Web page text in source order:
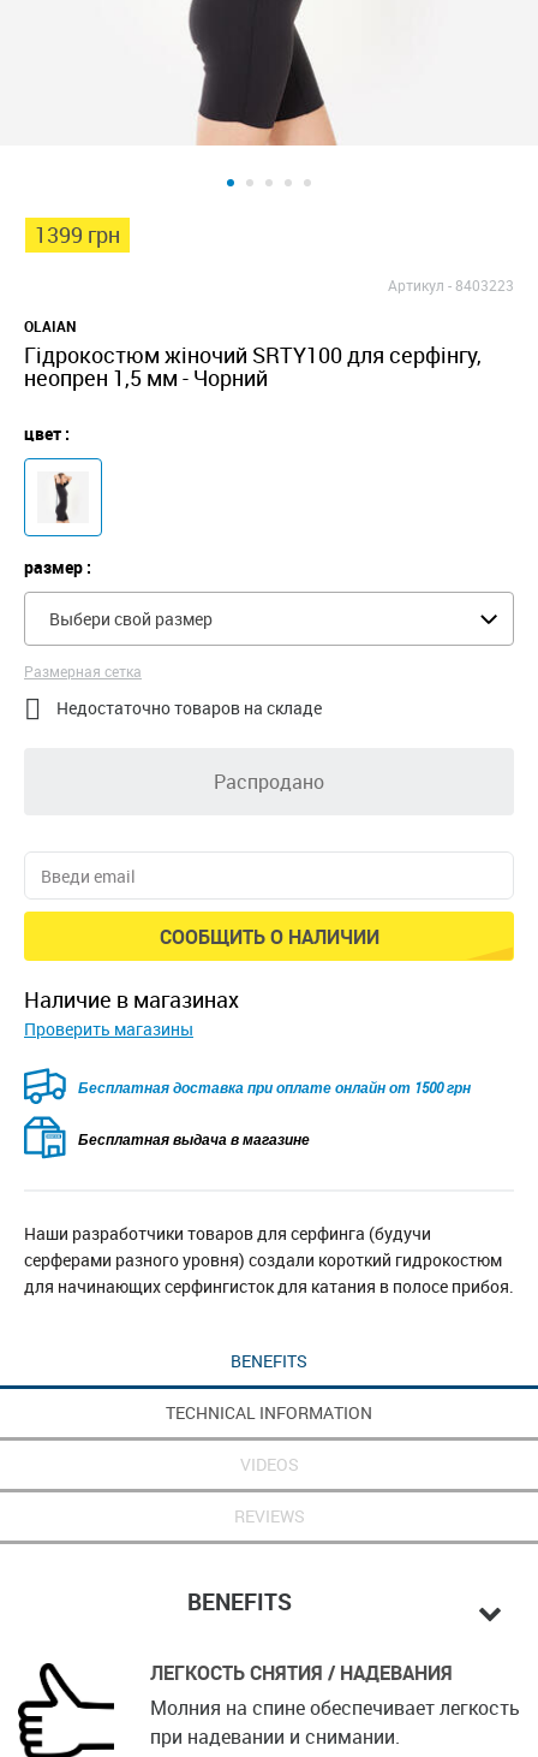
1399 грн
Артикул -8403223
OLAIAN
Гідрокостюм жіночий SRTY100 для серфінгу,
неопрен 1,5 мм - Чорний
цвет :
размер :
Выбери свой размер
Размерная сетка
 Недостаточно товаров на складе
Распродано
СООБЩИТЬ О НАЛИЧИИ
наличие в магазинах
Проверить магазины
Безкоштовна доставка для замовлень від 2500 грн при
оплаті онлайн
Бесплатная выдача в магазине
Наши разработчики товаров для серфинга (будучи
серферами разного уровня) создали короткий гидрокостюм
для начинающих серфингисток для катания в полосе прибоя.
BENEFITS
TECHNICAL INFORMATION
VIDEOS
REVIEWS
BENEFITS
ЛЕГКОСТЬ СНЯТИЯ / НАДЕВАНИЯ
Молния на спине обеспечивает легкость
при надевании и снимании.